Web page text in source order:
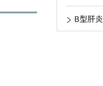
B型肝炎